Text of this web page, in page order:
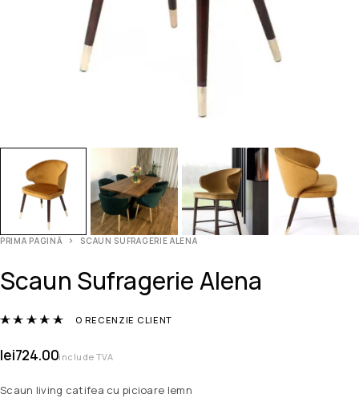
PRIMA PAGINĂ SCAUN SUFRAGERIE ALENA
Scaun Sufragerie Alena
Evaluat la5.00din 5 pe baza unei singure
O RECENZIE CLIENT
lei724.00include TVA
Scaun living catifea cu picioare lemn